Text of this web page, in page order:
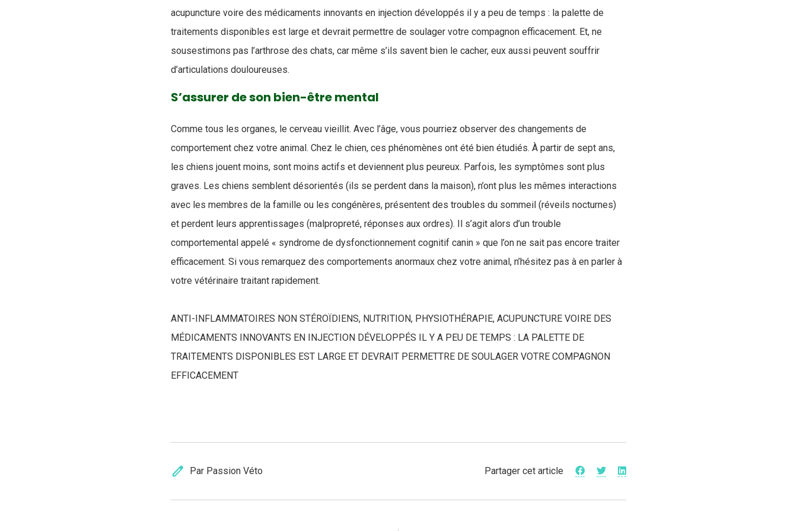
acupuncture voire des médicaments innovants en injection développés il y a peu de temps : la palette de
traitements disponibles est large et devrait permettre de soulager votre compagnon efficacement. Et, ne
sousestimons pas l’arthrose des chats, car même s’ils savent bien le cacher, eux aussi peuvent souffrir
d’articulations douloureuses.
S’assurer de son bien-être mental
Comme tous les organes, le cerveau vieillit. Avec l’âge, vous pourriez observer des changements de
comportement chez votre animal. Chez le chien, ces phénomènes ont été bien étudiés. À partir de sept ans,
les chiens jouent moins, sont moins actifs et deviennent plus peureux. Parfois, les symptômes sont plus
graves. Les chiens semblent désorientés (ils se perdent dans la maison), n’ont plus les mêmes interactions
avec les membres de la famille ou les congénères, présentent des troubles du sommeil (réveils nocturnes)
et perdent leurs apprentissages (malpropreté, réponses aux ordres). Il s’agit alors d’un trouble
comportemental appelé « syndrome de dysfonctionnement cognitif canin » que l’on ne sait pas encore traiter
efficacement. Si vous remarquez des comportements anormaux chez votre animal, n’hésitez pas à en parler à
votre vétérinaire traitant rapidement.
ANTI-INFLAMMATOIRES NON STÉROÏDIENS, NUTRITION, PHYSIOTHÉRAPIE, ACUPUNCTURE VOIRE DES
MÉDICAMENTS INNOVANTS EN INJECTION DÉVELOPPÉS IL Y A PEU DE TEMPS : LA PALETTE DE
TRAITEMENTS DISPONIBLES EST LARGE ET DEVRAIT PERMETTRE DE SOULAGER VOTRE COMPAGNON
EFFICACEMENT
edit Par Passion Véto Partager cet article